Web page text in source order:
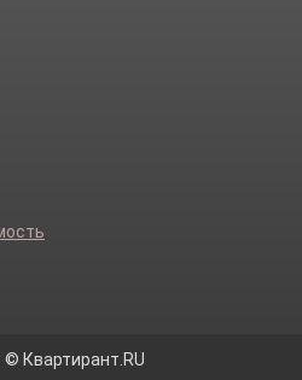
© Квартирант.RU